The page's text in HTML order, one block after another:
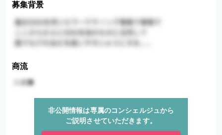
募集背景
商流
非公開情報は専属のコンシェルジュから
ご説明させていただきます。